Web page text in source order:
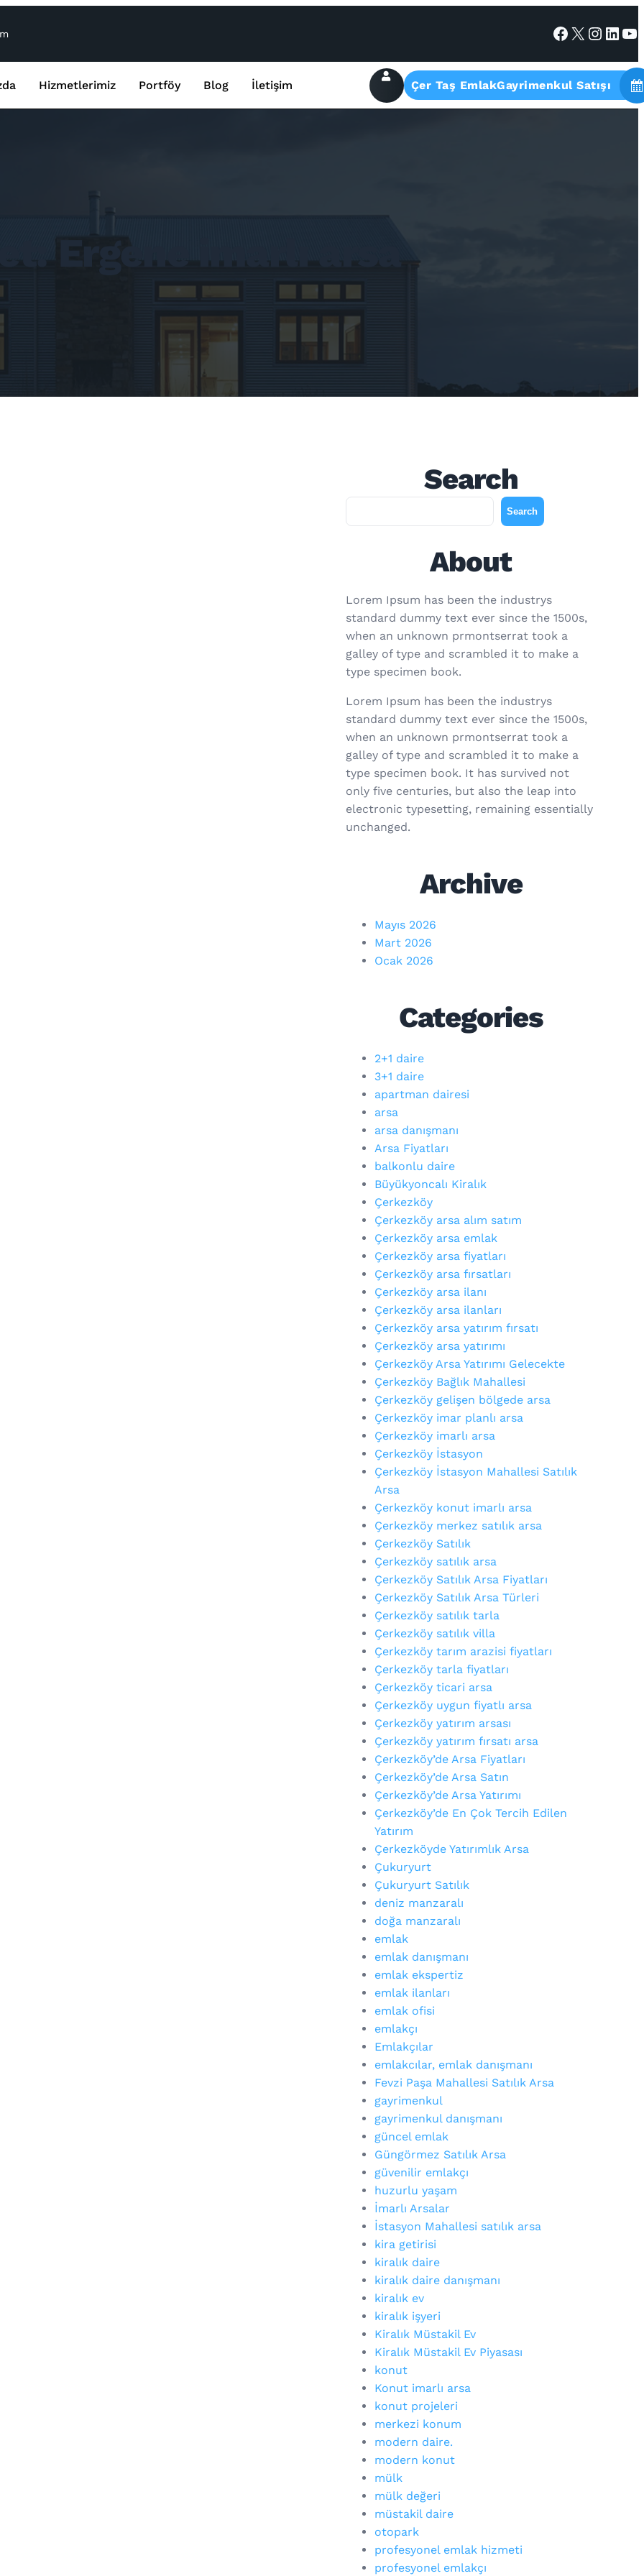
Facebook X Instagram LinkedIn YouTube
Hizmetlerimiz Portföy Blog İletişim Çer Taş EmlakGayrimenkul Satışı
Ergene imarlı arsa
Search
A
r
Search
About
Lorem Ipsum has been the industrys
standard dummy text ever since the 1500s,
when an unknown prmontserrat took a
galley of type and scrambled it to make a
type specimen book.
Lorem Ipsum has been the industrys
standard dummy text ever since the 1500s,
when an unknown prmontserrat took a
galley of type and scrambled it to make a
type specimen book. It has survived not
only five centuries, but also the leap into
electronic typesetting, remaining essentially
unchanged.
Archive
Mayıs 2026
Mart 2026
Ocak 2026
Categories
2+1 daire
3+1 daire
apartman dairesi
arsa
arsa danışmanı
Arsa Fiyatları
balkonlu daire
Büyükyoncalı Kiralık
Çerkezköy
Çerkezköy arsa alım satım
Çerkezköy arsa emlak
Çerkezköy arsa fiyatları
Çerkezköy arsa fırsatları
Çerkezköy arsa ilanı
Çerkezköy arsa ilanları
Çerkezköy arsa yatırım fırsatı
Çerkezköy arsa yatırımı
Çerkezköy Arsa Yatırımı Gelecekte
Çerkezköy Bağlık Mahallesi
Çerkezköy gelişen bölgede arsa
Çerkezköy imar planlı arsa
Çerkezköy imarlı arsa
Çerkezköy İstasyon
Çerkezköy İstasyon Mahallesi Satılık
Arsa
Çerkezköy konut imarlı arsa
Çerkezköy merkez satılık arsa
Çerkezköy Satılık
Çerkezköy satılık arsa
Çerkezköy Satılık Arsa Fiyatları
Çerkezköy Satılık Arsa Türleri
Çerkezköy satılık tarla
Çerkezköy satılık villa
Çerkezköy tarım arazisi fiyatları
Çerkezköy tarla fiyatları
Çerkezköy ticari arsa
Çerkezköy uygun fiyatlı arsa
Çerkezköy yatırım arsası
Çerkezköy yatırım fırsatı arsa
Çerkezköy’de Arsa Fiyatları
Çerkezköy’de Arsa Satın
Çerkezköy’de Arsa Yatırımı
Çerkezköy’de En Çok Tercih Edilen
Yatırım
Çerkezköyde Yatırımlık Arsa
Çukuryurt
Çukuryurt Satılık
deniz manzaralı
doğa manzaralı
emlak
emlak danışmanı
emlak ekspertiz
emlak ilanları
emlak ofisi
emlakçı
Emlakçılar
emlakcılar, emlak danışmanı
Fevzi Paşa Mahallesi Satılık Arsa
gayrimenkul
gayrimenkul danışmanı
güncel emlak
Güngörmez Satılık Arsa
güvenilir emlakçı
huzurlu yaşam
İmarlı Arsalar
İstasyon Mahallesi satılık arsa
kira getirisi
kiralık daire
kiralık daire danışmanı
kiralık ev
kiralık işyeri
Kiralık Müstakil Ev
Kiralık Müstakil Ev Piyasası
konut
Konut imarlı arsa
konut projeleri
merkezi konum
modern daire.
modern konut
mülk
mülk değeri
müstakil daire
otopark
profesyonel emlak hizmeti
profesyonel emlakçı